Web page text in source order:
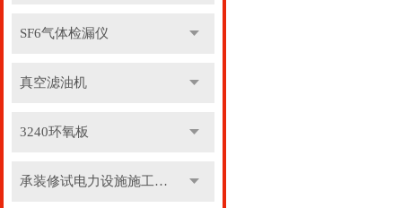
SF6气体检漏仪
真空滤油机
3240环氧板
承装修试电力设施施工机具